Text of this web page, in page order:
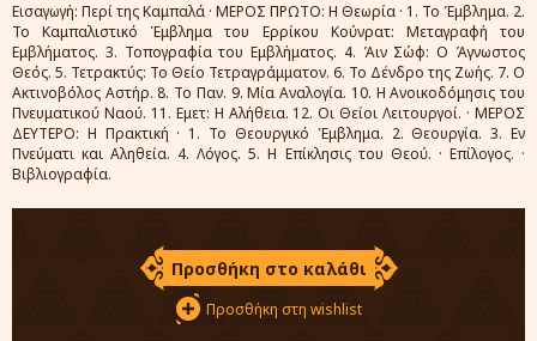
Εισαγωγή: Περί της Καμπαλά · ΜΕΡΟΣ ΠΡΩΤΟ: Η Θεωρία · 1. Το Έμβλημα. 2.
Το Καμπαλιστικό Έμβλημα του Ερρίκου Κούνρατ: Μεταγραφή του
Εμβλήματος. 3. Τοπογραφία του Εμβλήματος. 4. Άιν Σώφ: Ο Άγνωστος
Θεός. 5. Τετρακτύς: To Θείο Τετραγράμματον. 6. Το Δένδρο της Ζωής. 7. Ο
Ακτινοβόλος Αστήρ. 8. Το Παν. 9. Μία Αναλογία. 10. Η Ανοικοδόμησις του
Πνευματικού Ναού. 11. Εμετ: Η Αλήθεια. 12. Οι Θείοι Λειτουργοί. · ΜΕΡΟΣ
ΔΕΥΤΕΡΟ: Η Πρακτική · 1. Το Θεουργικό Έμβλημα. 2. Θεουργία. 3. Εν
Πνεύματι και Αληθεία. 4. Λόγος. 5. Η Επίκλησις του Θεού. · Επίλογος. ·
Βιβλιογραφία.
Προσθήκη στο καλάθι
Προσθήκη στη wishlist